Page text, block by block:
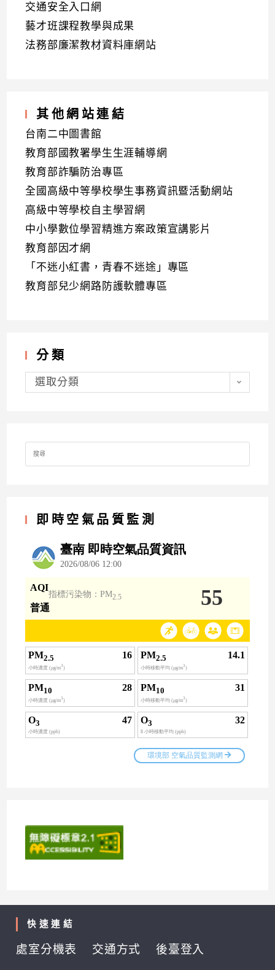
交通安全入口網
藝才班課程教學與成果
法務部廉潔教材資料庫網站
其他網站連結
台南二中圖書館
教育部國教署學生生涯輔導網
教育部詐騙防治專區
全國高級中等學校學生事務資訊暨活動網站
高級中等學校自主學習網
中小學數位學習精進方案政策宣講影片
教育部因才網
「不迷小紅書，青春不迷途」專區
教育部兒少網路防護軟體專區
分類
分
類選取分類
Search
for:
即時空氣品質監測
快速連結
處室分機表 交通方式 後臺登入